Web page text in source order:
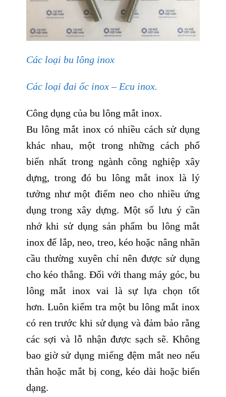
Các loại bu lông inox
Các loại đai ốc inox – Ecu inox.
Công dụng của bu lông mắt inox.
Bu lông mắt inox có nhiều cách sử dụng
khác nhau, một trong những cách phổ
biến nhất trong ngành công nghiệp xây
dựng, trong đó bu lông mắt inox là lý
tưởng như một điểm neo cho nhiều ứng
dụng trong xây dựng. Một số lưu ý cần
nhớ khi sử dụng sản phẩm bu lông mắt
inox để lắp, neo, treo, kéo hoặc nâng nhãn
cầu thường xuyên chỉ nên được sử dụng
cho kéo thẳng. Đối với thang máy góc, bu
lông mắt inox vai là sự lựa chọn tốt
hơn. Luôn kiểm tra một bu lông mắt inox
có ren trước khi sử dụng và đảm bảo rằng
các sợi và lỗ nhận được sạch sẽ. Không
bao giờ sử dụng miếng đệm mắt neo nếu
thân hoặc mắt bị cong, kéo dài hoặc biến
dạng.